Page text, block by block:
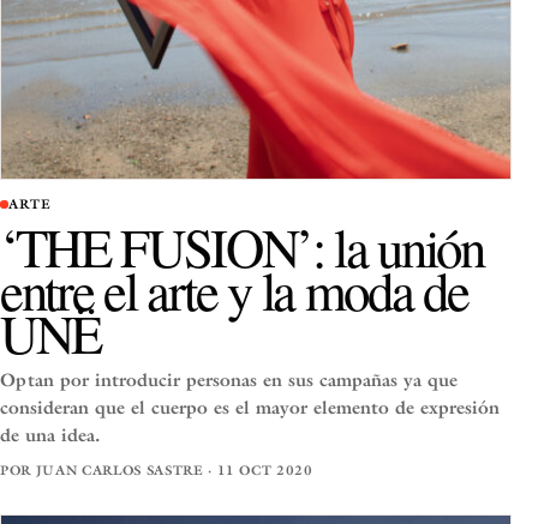
ARTE
‘THE FUSION’: la unión
entre el arte y la moda de
UNË
Optan por introducir personas en sus campañas ya que
consideran que el cuerpo es el mayor elemento de expresión
de una idea.
POR JUAN CARLOS SASTRE · 11 OCT 2020